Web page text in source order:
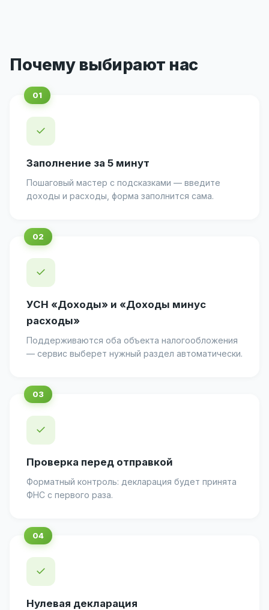
Почему выбирают нас
✓
Заполнение за 5 минут
Пошаговый мастер с подсказками — введите
доходы и расходы, форма заполнится сама.
✓
УСН «Доходы» и «Доходы минус
расходы»
Поддерживаются оба объекта налогообложения
— сервис выберет нужный раздел автоматически.
✓
Проверка перед отправкой
Форматный контроль: декларация будет принята
ФНС с первого раза.
✓
Нулевая декларация